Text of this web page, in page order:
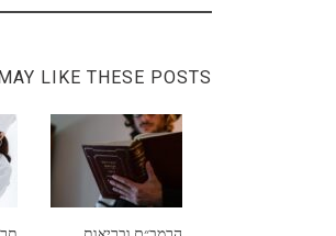
LIKE THESE POSTS